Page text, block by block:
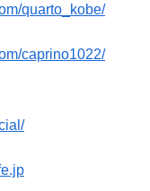
quarto_kobe/
caprino1022/